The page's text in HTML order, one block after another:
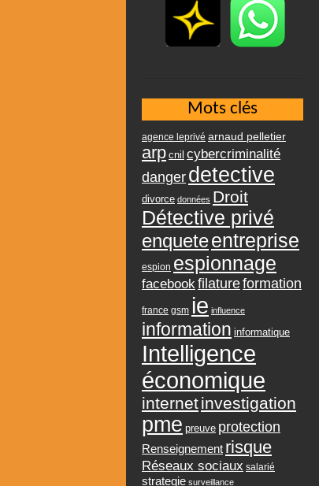
Mots clés
agence leprivé arnaud pelletier
arp cnil cybercriminalité
danger detective
divorce données Droit
Détective privé
enqueteentreprise
espion espionnage
facebookfilatureformation
france gsm ie influence
information informatique
Intelligence
économique
internetinvestigation
pme preuve protection
Renseignement risque
Réseaux sociaux salarié
strategie surveillance